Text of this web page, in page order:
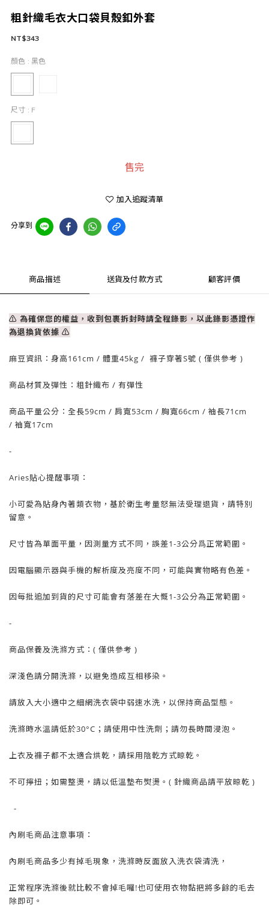
粗針織毛衣大口袋貝殼釦外套
NT$343
顏色 : 黑色
尺寸 : F
售完
加入追蹤清單
分享到
商品描述 送貨及付款方式 顧客評價
⚠ 為確保您的權益，收到包裹拆封時請全程錄影，以此錄影憑證作
為退換貨依據 ⚠
麻豆資訊： 身高161cm / 體重45kg / 褲子穿著S號 ( 僅供參考 )
商品材質及彈性：粗針織布 / 有彈性
商品平量公分：全長59cm / 肩寬53cm / 胸寬66cm / 袖長71cm
/ 袖寬17cm
-
Aries貼心提醒事項：
小可愛為貼身內著類衣物，基於衛生考量怒無法受理退貨，請特別
留意。
尺寸皆為單面平量，因測量方式不同，誤差1-3公分爲正常範圍。
因電腦顯示器與手機的解析度及亮度不同，可能與實物略有色差。
因每批追加到貨的尺寸可能會有落差在大慨1-3公分為正常範圍。
-
商品保養及洗滌方式：( 僅供參考 )
深淺色請分開洗滌，以避免造成互相移染。
請放入大小適中之細網洗衣袋中弱速水洗，以保持商品型態。
洗滌時水溫請低於30°C；請使用中性洗劑；請勿長時間浸泡。
上衣及褲子都不太適合烘乾，請採用陰乾方式晾乾。
不可擰扭；如需整燙，請以低溫墊布熨燙。( 針織商品請平放晾乾 )
-
內刷毛商品注意事項：
內刷毛商品多少有掉毛現象，洗滌時反面放入洗衣袋清洗，
正常程序洗滌後就比較不會掉毛囉!也可使用衣物黏把將多餘的毛去
除即可。